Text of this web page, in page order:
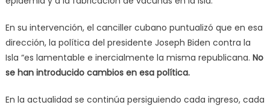
En su intervención, el canciller cubano puntualizó que en esa
dirección, la política del presidente Joseph Biden contra la
Isla “es lamentable e inercialmente la misma republicana. No
se han introducido cambios en esa política.
En la actualidad se continúa persiguiendo cada ingreso, cada